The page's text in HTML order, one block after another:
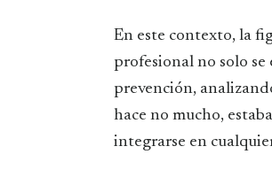
En este contexto, la
profesional no solo
prevención,
hace no mucho,
integrarse en